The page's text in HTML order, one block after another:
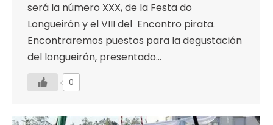
será la número XXX, de la Festa do
Longueirón y el VIII del Encontro pirata.
Encontraremos puestos para la degustación
del longueirón, presentado…
0